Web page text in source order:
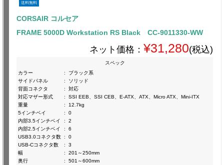
送料無料
CORSAIR コルセア
FRAME 5000D Workstation RS Black CC-9011330-WW
ネット価格： ¥31,280(税込)
スペック
カラー
:
ブラック系
サイドパネル
:
ソリッド
背面コネクタ
:
対応
対応マザー形式
:
SSI EEB、SSI CEB、E-ATX、ATX、Micro ATX、Mini-ITX
重量
:
12.7kg
5インチベイ
:
0
内部3.5インチベイ
:
2
内部2.5インチベイ
:
6
USB3.0コネクタ数 :
0
USB-Cコネクタ数
:
3
幅
:
201～250mm
奥行
:
501～600mm